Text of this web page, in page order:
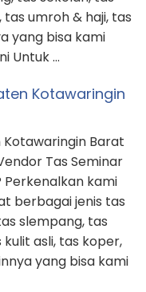
umroh & haji, tas
yang bisa kami
Untuk …
Kotawaringin
Barat
Tas Seminar
kami
berbagai jenis tas
slempang, tas
asli, tas koper,
yang bisa kami